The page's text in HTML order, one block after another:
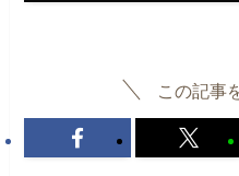
この記事